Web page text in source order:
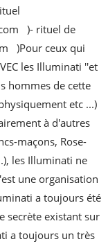
)- rituel de
)Pour ceux qui
les Illuminati ''et
hommes de cette
etc ...)
à d'autres
maçons, Rose-
les Illuminati ne
une organisation
a toujours été
secrète existant sur
a toujours un très